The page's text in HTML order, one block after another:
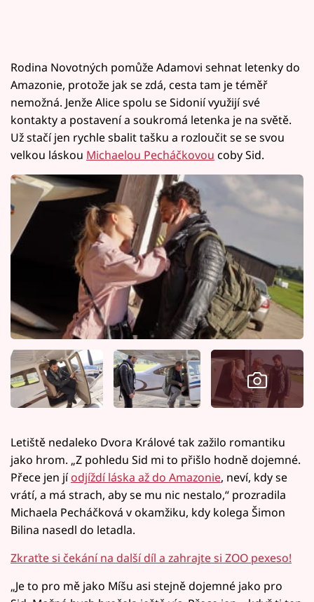
Rodina Novotných pomůže Adamovi sehnat letenky do
Amazonie, protože jak se zdá, cesta tam je téměř
nemožná. Jenže Alice spolu se Sidonií využijí své
kontakty a postavení a soukromá letenka je na světě.
Už stačí jen rychle sbalit tašku a rozloučit se se svou
velkou láskou Michaelou Pecháčkovou coby Sid.
Letiště nedaleko Dvora Králové tak zažilo romantiku
jako hrom. „Z pohledu Sid mi to přišlo hodně dojemné.
Přece jen jíodjíždí láska až do Amazonie, neví, kdy se
vrátí, a má strach, aby se mu nic nestalo,“ prozradila
Michaela Pecháčková v okamžiku, kdy kolega Šimon
Bilina nasedl do letadla.
Zkraťte si čekání na další díl a zahrajte si ZOO pexeso!
„Je to pro mě jako Míšu asi stejně dojemné jako pro